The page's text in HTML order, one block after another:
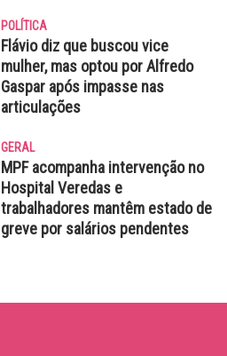
POLÍTICA
Flávio diz que buscou vice
mulher, mas optou por Alfredo
Gaspar após impasse nas
articulações
GERAL
MPF acompanha intervenção no
Hospital Veredas e
trabalhadores mantêm estado de
greve por salários pendentes